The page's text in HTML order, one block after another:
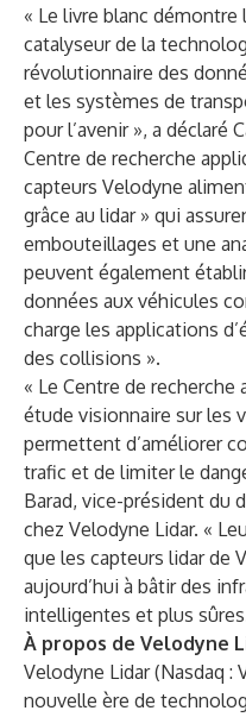
« Le livre blanc démontre
catalyseur de la
révolutionnaire des
et les systèmes de
pour l’avenir », a déclaré
Centre de recherche
capteurs Velodyne
grâce au lidar » qui
embouteillages et une
peuvent également
données aux véhicules
charge les applications
des collisions ».
« Le Centre de recherche
étude visionnaire sur les
permettent d’améliorer
trafic et de limiter le
Barad, vice-président du
chez Velodyne Lidar. «
que les capteurs lidar de
aujourd’hui à bâtir des
intelligentes et plus
À propos de Velodyne
Velodyne Lidar (Nasdaq :
nouvelle ère de